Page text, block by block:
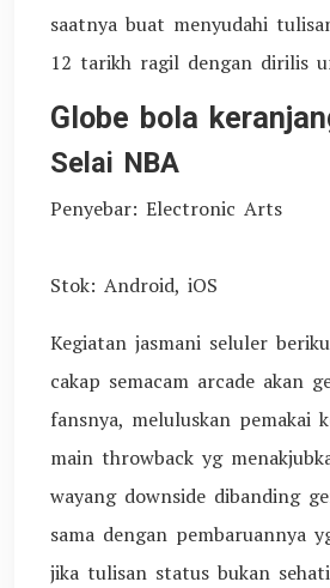
saatnya buat menyudahi
12 tarikh ragil dengan dirilis
Globe bola
Selai NBA
Penyebar: Electronic Arts
Stok: Android, iOS
Kegiatan jasmani seluler
cakap semacam arcade akan
fansnya, meluluskan pemakai
main throwback yg
wayang downside dibanding
sama dengan pembaruannya
jika tulisan status bukan